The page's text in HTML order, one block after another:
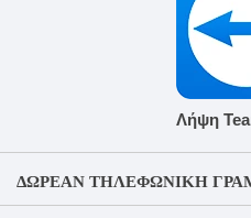
Λήψη
ΔΩΡΕΆΝ ΤΗΛΕΦΩΝΙΚΉ